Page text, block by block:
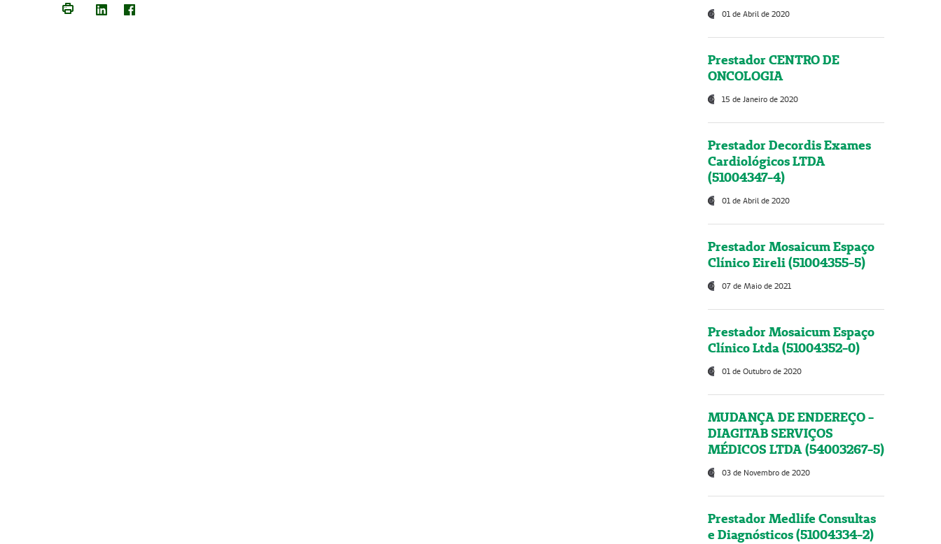
01 de Abril de 2020
Prestador CENTRO DE
ONCOLOGIA
15 de Janeiro de 2020
Prestador Decordis Exames
Cardiológicos LTDA
(51004347-4)
01 de Abril de 2020
Prestador Mosaicum Espaço
Clínico Eireli (51004355-5)
07 de Maio de 2021
Prestador Mosaicum Espaço
Clínico Ltda (51004352-0)
01 de Outubro de 2020
MUDANÇA DE ENDEREÇO -
DIAGITAB SERVIÇOS
MÉDICOS LTDA (54003267-5)
03 de Novembro de 2020
Prestador Medlife Consultas
e Diagnósticos (51004334-2)